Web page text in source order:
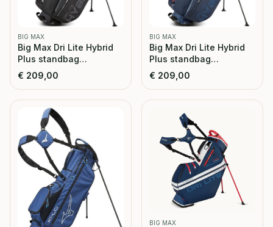
BIG MAX
Big Max Dri Lite Hybrid
Plus standbag
grijs/zwart
€ 209,00
BIG MAX
Big Max Dri Lite Hybrid
Plus standbag
wit/marine
€ 209,00
BIG MAX